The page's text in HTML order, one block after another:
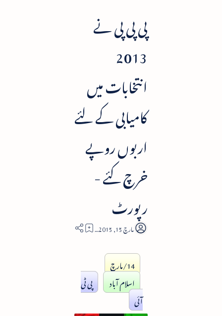
پی پی پی نے
2013
انتخابات میں
کامیابی کے لئے
اربوں روپے
خرچ کئے -
رپورٹ
3
14/مارچ
اسلام آباد
پی ٹی
آئی